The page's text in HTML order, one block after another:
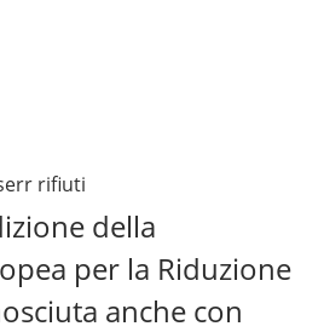
della
per la Riduzione
anche con